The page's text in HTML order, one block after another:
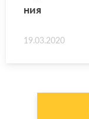
ния
19.03.2020